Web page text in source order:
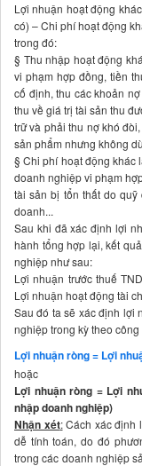
Lợi nhuận hoạt động
có) – Chi phí hoạt động
trong đó:
§ Thu nhập hoạt động
vi phạm hợp đồng, tiền
cố định, thu các khoản
thu về giá trị tài sản thu
trữ và phải thu nợ khó
sản phẩm nhưng không
§ Chi phí hoạt động khác
doanh nghiệp vi phạm
tài sản bị tổn thất do
doanh...
Sau khi đã xác định lợi
hành tổng hợp lại, kết
nghiệp như sau:
Lợi nhuận trước thuế
Lợi nhuận hoạt động tài
Sau đó ta sẽ xác định lợi
nghiệp trong kỳ theo công
Lợi nhuận ròng = Lợi
hoặc
Lợi nhuận ròng = Lợi
nhập doanh nghiệp)
Nhận xét:Cách xác định
dễ tính toán, do đó
trong các doanh nghiệp